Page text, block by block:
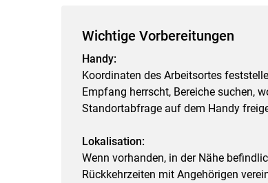
Wichtige Vorbereitungen
Handy:
Koordinaten des Arbeitsortes
Empfang herrscht, Bereiche suchen,
Standortabfrage auf dem Handy
Lokalisation:
Wenn vorhanden, in der Nähe
Rückkehrzeiten mit Angehörigen